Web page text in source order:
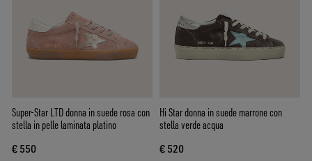
Super-Star LTD donna in suede rosa con
stella in pelle laminata platino
€ 550
Hi Star donna in suede marrone con
stella verde acqua
€ 520